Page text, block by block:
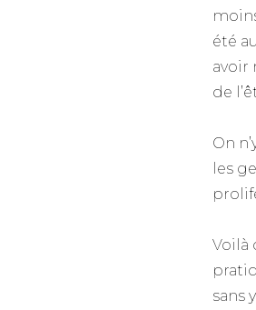
été
avoir
de
On
les
Voilà
sans